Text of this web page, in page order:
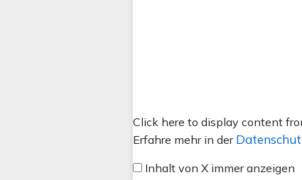
Inhalt
von
anzeigen
Click here to display content
Erfahre mehr in der
Inhalt von X immer anzeigen